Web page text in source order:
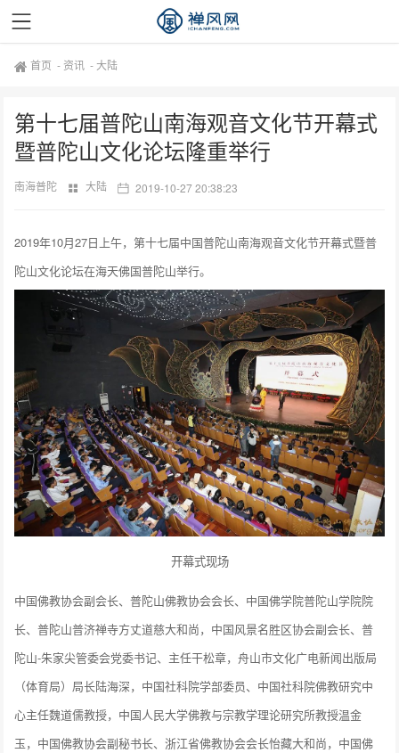
首页 - 资讯 -大陆
第十七届普陀山南海观音文化节开幕式
暨普陀山文化论坛隆重举行
南海普陀 大陆 2019-10-27 20:38:23
2019年10月27日上午，第十七届中国普陀山南海观音文化节开幕式暨普
陀山文化论坛在海天佛国普陀山举行。
开幕式现场
中国佛教协会副会长、普陀山佛教协会会长、中国佛学院普陀山学院院
长、普陀山普济禅寺方丈道慈大和尚，中国风景名胜区协会副会长、普
陀山-朱家尖管委会党委书记、主任干松章，舟山市文化广电新闻出版局
（体育局）局长陆海深，中国社科院学部委员、中国社科院佛教研究中
心主任魏道儒教授，中国人民大学佛教与宗教学理论研究所教授温金
玉，中国佛教协会副秘书长、浙江省佛教协会会长怡藏大和尚，中国佛